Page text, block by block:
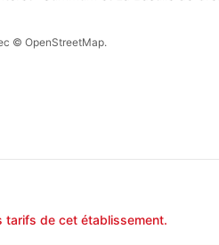
© OpenStreetMap.
tarifs de cet établissement.